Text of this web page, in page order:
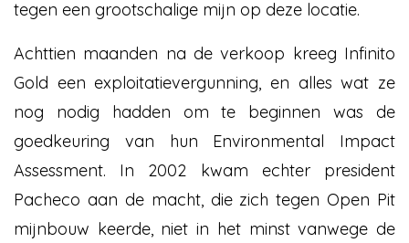
tegen een grootschalige mijn op deze locatie.
Achttien maanden na de verkoop kreeg Infinito
Gold een exploitatievergunning, en alles wat ze
nog nodig hadden om te beginnen was de
goedkeuring van hun Environmental Impact
Assessment. In 2002 kwam echter president
Pacheco aan de macht, die zich tegen Open Pit
mijnbouw keerde, niet in het minst vanwege de